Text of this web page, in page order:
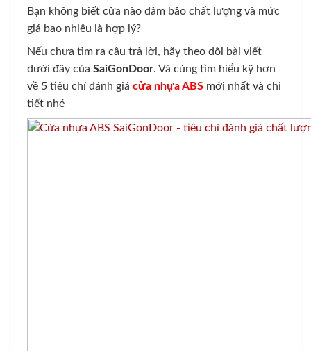
Bạn không biết cửa nào đảm bảo chất lượng và mức
giá bao nhiêu là hợp lý?
Nếu chưa tìm ra câu trả lời, hãy theo dõi bài viết
dưới đây của SaiGonDoor. Và cùng tìm hiểu kỹ hơn
về 5 tiêu chí đánh giá cửa nhựa ABS mới nhất và chi
tiết nhé